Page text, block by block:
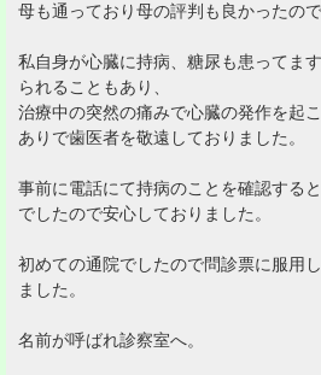
母も通っており母の評判も良かったの
私自身が心臓に持病、糖尿も患ってま
られることもあり、
治療中の突然の痛みで心臓の発作を起
ありで歯医者を敬遠しておりました。
事前に電話にて持病のことを確認する
でしたので安心しておりました。
初めての通院でしたので問診票に服用
ました。
名前が呼ばれ診察室へ。